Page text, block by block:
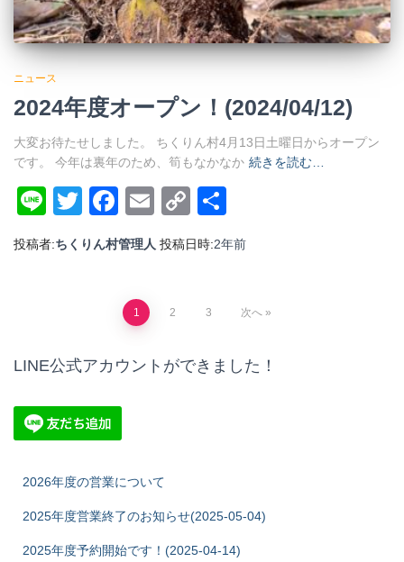
ニュース
2024年度オープン！(2024/04/12)
大変お待たせしました。 ちくりん村4月13日土曜日からオープン
です。 今年は裏年のため、筍もなかなか 続きを読む…
LineTwitterFacebook
EmailCopy
Link
有
投稿者:ちくりん村管理人 投稿日時:2年前
稿
の
ペ
ー
ジ
1 2 3 次へ
LINE公式アカウントができました！
2026年度の営業について
2025年度営業終了のお知らせ(2025-05-04)
2025年度予約開始です！(2025-04-14)